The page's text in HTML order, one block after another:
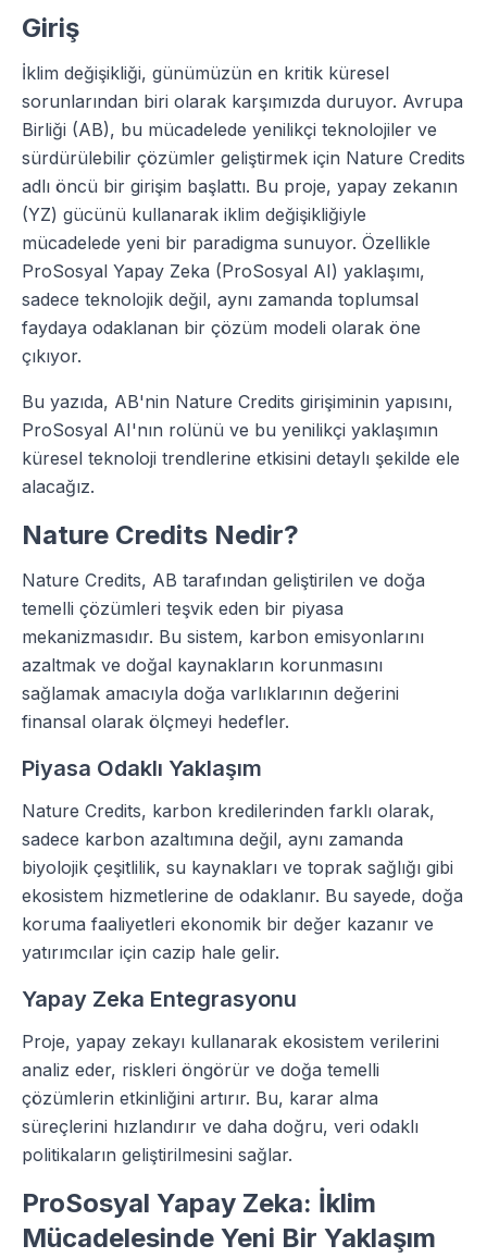
Giriş
İklim değişikliği, günümüzün en kritik küresel
sorunlarından biri olarak karşımızda duruyor. Avrupa
Birliği (AB), bu mücadelede yenilikçi teknolojiler ve
sürdürülebilir çözümler geliştirmek için Nature Credits
adlı öncü bir girişim başlattı. Bu proje, yapay zekanın
(YZ) gücünü kullanarak iklim değişikliğiyle
mücadelede yeni bir paradigma sunuyor. Özellikle
ProSosyal Yapay Zeka (ProSosyal AI) yaklaşımı,
sadece teknolojik değil, aynı zamanda toplumsal
faydaya odaklanan bir çözüm modeli olarak öne
çıkıyor.
Bu yazıda, AB'nin Nature Credits girişiminin yapısını,
ProSosyal AI'nın rolünü ve bu yenilikçi yaklaşımın
küresel teknoloji trendlerine etkisini detaylı şekilde ele
alacağız.
Nature Credits Nedir?
Nature Credits, AB tarafından geliştirilen ve doğa
temelli çözümleri teşvik eden bir piyasa
mekanizmasıdır. Bu sistem, karbon emisyonlarını
azaltmak ve doğal kaynakların korunmasını
sağlamak amacıyla doğa varlıklarının değerini
finansal olarak ölçmeyi hedefler.
Piyasa Odaklı Yaklaşım
Nature Credits, karbon kredilerinden farklı olarak,
sadece karbon azaltımına değil, aynı zamanda
biyolojik çeşitlilik, su kaynakları ve toprak sağlığı gibi
ekosistem hizmetlerine de odaklanır. Bu sayede, doğa
koruma faaliyetleri ekonomik bir değer kazanır ve
yatırımcılar için cazip hale gelir.
Yapay Zeka Entegrasyonu
Proje, yapay zekayı kullanarak ekosistem verilerini
analiz eder, riskleri öngörür ve doğa temelli
çözümlerin etkinliğini artırır. Bu, karar alma
süreçlerini hızlandırır ve daha doğru, veri odaklı
politikaların geliştirilmesini sağlar.
ProSosyal Yapay Zeka: İklim
Mücadelesinde Yeni Bir Yaklaşım